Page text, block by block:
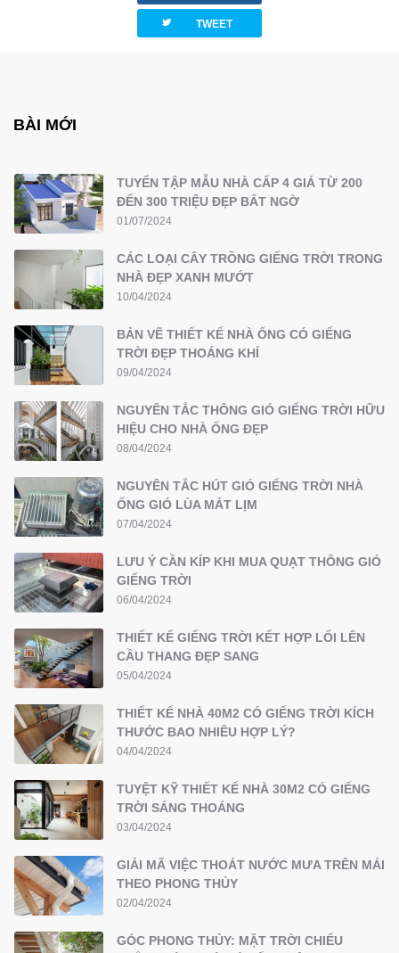
twitterbird TWEET
BÀI MỚI
TUYỂN TẬP MẪU NHÀ CẤP 4 GIÁ TỪ 200
ĐẾN 300 TRIỆU ĐẸP BẤT NGỜ
01/07/2024
CÁC LOẠI CÂY TRỒNG GIẾNG TRỜI TRONG
NHÀ ĐẸP XANH MƯỚT
10/04/2024
BẢN VẼ THIẾT KẾ NHÀ ỐNG CÓ GIẾNG
TRỜI ĐẸP THOÁNG KHÍ
09/04/2024
NGUYÊN TẮC THÔNG GIÓ GIẾNG TRỜI HỮU
HIỆU CHO NHÀ ỐNG ĐẸP
08/04/2024
NGUYÊN TẮC HÚT GIÓ GIẾNG TRỜI NHÀ
ỐNG GIÓ LÙA MÁT LỊM
07/04/2024
LƯU Ý CẦN KÍP KHI MUA QUẠT THÔNG GIÓ
GIẾNG TRỜI
06/04/2024
THIẾT KẾ GIẾNG TRỜI KẾT HỢP LỐI LÊN
CẦU THANG ĐẸP SANG
05/04/2024
THIẾT KẾ NHÀ 40M2 CÓ GIẾNG TRỜI KÍCH
THƯỚC BAO NHIÊU HỢP LÝ?
04/04/2024
TUYỆT KỸ THIẾT KẾ NHÀ 30M2 CÓ GIẾNG
TRỜI SÁNG THOÁNG
03/04/2024
GIẢI MÃ VIỆC THOÁT NƯỚC MƯA TRÊN MÁI
THEO PHONG THỦY
02/04/2024
GÓC PHONG THỦY: MẶT TRỜI CHIẾU